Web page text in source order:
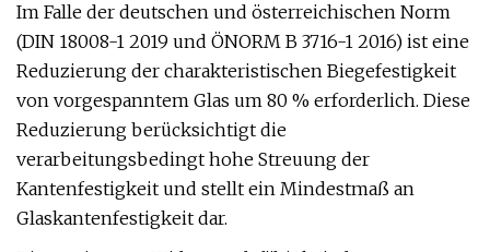
Im Falle der deutschen und österreichischen Norm
(DIN 18008-1 2019 und ÖNORM B 3716-1 2016) ist eine
Reduzierung der charakteristischen Biegefestigkeit
von vorgespanntem Glas um 80 % erforderlich. Diese
Reduzierung berücksichtigt die
verarbeitungsbedingt hohe Streuung der
Kantenfestigkeit und stellt ein Mindestmaß an
Glaskantenfestigkeit dar.